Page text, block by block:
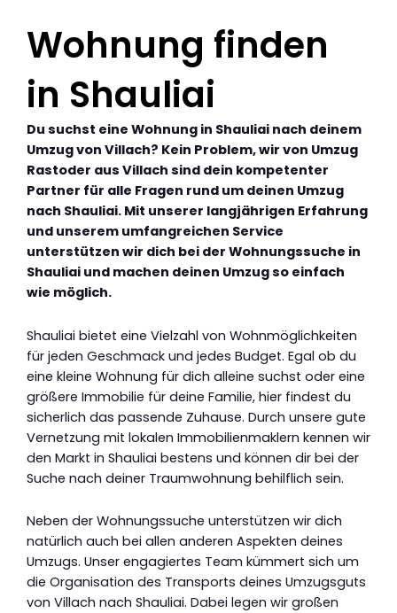
Wohnung finden
in Shauliai
Du suchst eine Wohnung in Shauliai nach deinem
Umzug von Villach? Kein Problem, wir von Umzug
Rastoder aus Villach sind dein kompetenter
Partner für alle Fragen rund um deinen Umzug
nach Shauliai. Mit unserer langjährigen Erfahrung
und unserem umfangreichen Service
unterstützen wir dich bei der Wohnungssuche in
Shauliai und machen deinen Umzug so einfach
wie möglich.
Shauliai bietet eine Vielzahl von Wohnmöglichkeiten
für jeden Geschmack und jedes Budget. Egal ob du
eine kleine Wohnung für dich alleine suchst oder eine
größere Immobilie für deine Familie, hier findest du
sicherlich das passende Zuhause. Durch unsere gute
Vernetzung mit lokalen Immobilienmaklern kennen wir
den Markt in Shauliai bestens und können dir bei der
Suche nach deiner Traumwohnung behilflich sein.
Neben der Wohnungssuche unterstützen wir dich
natürlich auch bei allen anderen Aspekten deines
Umzugs. Unser engagiertes Team kümmert sich um
die Organisation des Transports deines Umzugsguts
von Villach nach Shauliai. Dabei legen wir großen